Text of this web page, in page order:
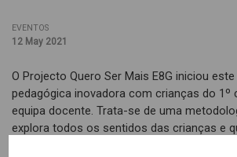
EVENTOS
12 May 2021
O Projecto Quero Ser Mais E8G iniciou
pedagógica inovadora com crianças do 1º
equipa docente. Trata-se de uma
explora todos os sentidos das crianças e